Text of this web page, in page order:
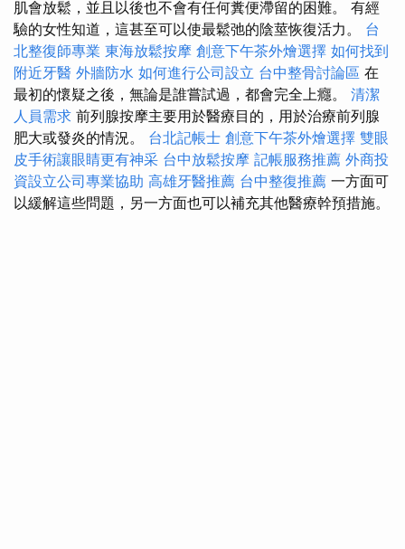
肌會放鬆，並且以後也不會有任何糞便滯留的困難。 有經
驗的女性知道，這甚至可以使最鬆弛的陰莖恢復活力。 台
北整復師專業 東海放鬆按摩 創意下午茶外燴選擇 如何找到
附近牙醫 外牆防水 如何進行公司設立 台中整骨討論區 在
最初的懷疑之後，無論是誰嘗試過，都會完全上癮。 清潔
人員需求 前列腺按摩主要用於醫療目的，用於治療前列腺
肥大或發炎的情況。 台北記帳士 創意下午茶外燴選擇 雙眼
皮手術讓眼睛更有神采 台中放鬆按摩 記帳服務推薦 外商投
資設立公司專業協助 高雄牙醫推薦 台中整復推薦 一方面可
以緩解這些問題，另一方面也可以補充其他醫療幹預措施。